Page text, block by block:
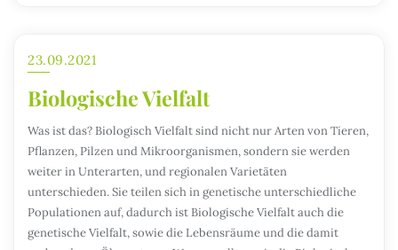
23.09.2021
Biologische Vielfalt
Was ist das? Biologisch Vielfalt sind nicht nur Arten von Tieren,
Pflanzen, Pilzen und Mikroorganismen, sondern sie werden
weiter in Unterarten, und regionalen Varietäten
unterschieden. Sie teilen sich in genetische unterschiedliche
Populationen auf, dadurch ist Biologische Vielfalt auch die
genetische Vielfalt, sowie die Lebensräume und die damit